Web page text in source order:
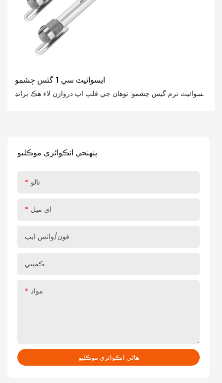
پنھنجي انڪوائري موڪليو
نالو
اي ميل
فون/واٽس ايپ
ڪمپني
مواد
هاڻي انڪوائري موڪليو
ايسوائيٽ سي 1 گئس چشمو
ايسوائيٽ نرم گيس چشمو: توهان جي فلپ اپ دروازن لاء هڪ برانڊ
جو تجربو فراهم ڪري سگهي ٿو